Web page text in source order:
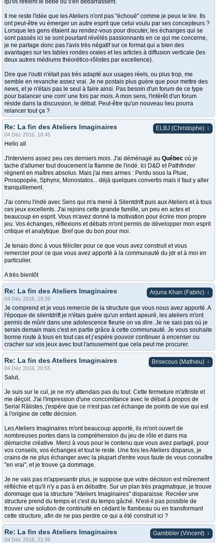
qu'ils refilent le bébé ou s'en débarrassent.
Il me reste l'idée que les Ateliers n'ont pas "échoué" comme je peux le lire. Ils
ont peut-être vu émerger un autre esprit que celui voulu par ses concepteurs ?
Lorsque les gens étaient au rendez-vous pour discuter, les échanges qui se
sont passés ici se sont pourtant révélés passionnants en ce qui me concerne,
je ne partage donc pas l'avis très négatif sur ce format qui a bien des
avantages sur les tables rondes orales et les articles à diffusion verticale (les
deux autres médiums théorético-rôlistes par excellence).
Dire que l'outil n'était pas très adapté aux usages réels, ou plus trop, me
semble en revanche assez vrai. Je ne postais plus guère que pour mettre des
news, et je n'étais pas le seul à faire ainsi. Pas besoin d'un forum de ce type
pour balancer une com' une fois par mois. A mon sens, l'intérêt d'un forum
réside dans la discussion, le débat. Peut-être qu'un nouveau lieu pourra
relancer tout ça ?
ELBJ (Christophe) ↓
Re: La fin des Ateliers Imaginaires
04 Déc 2016, 18:45
Hello all
J'interviens assez peu ces derniers mois. J'ai déménagé au Québec où je
tache d'allumer tout doucement la flamme de l'indé. Ici D&D et Pathfinder
règnent en maîtres absolus. Mais j'ai mes armes : Perdu sous la Pluie,
Prosopopée, Sphynx, Monostatos... déjà quelques convertis mais il faut y aller
tranquillement.
J'ai connu l'indé avec Sens qui m'a mené à Silentdrift puis aux Ateliers et à tous
ces jeux excellents. J'ai rejoins cette grande famille, un peu en actes et
beaucoup en esprit. Vous m'avez donné la motivation pour écrire mon propre
jeu. Vos échanges, réflexions et débats m'ont permis de développer mon esprit
critique et analytique. Bref que du bon pour moi.
Je tenais donc à vous féliciter pour ce que vous avez construit et vous
remercier pour ce que vous avez apporté à la communauté du jdr et à moi en
particulier.
A très bientôt
Arjuna Khan (Fabric) ↓
Re: La fin des Ateliers Imaginaires
04 Déc 2016, 19:39
Je comprend et je vous remercie de la structure que vous nous avez apporté. A
l'époque de silentdrift je n'étais guére qu'un enfant apeuré, les ateliers m'ont
permis de mûrir dans une adolescence fleurie on va dire. Je ne sais pas où je
serais demain mais c'est en partie grâce à cette communauté. Je vous souhaite
bonne route à tous en tout cas et j’espère pouvoir continuer à encenser ou
cracher sur vos jeux avec tout l'amusement que cela peut me procurer.
Brisecous (Mathieu) ↓
Re: La fin des Ateliers Imaginaires
04 Déc 2016, 20:55
Salut,
Je suis sur le cul, je ne m'y attendais pas du tout. Cette fermeture m'attriste et
me déçoit. J'ai l'impression d'une concomitance avec le débat à propos de
Serial Râlistes, j'espère que ce n'est pas cet échange de points de vue qui est
à l'origine de cette décision.
Les Ateliers Imaginaires m'ont beaucoup apporté, ils m'ont ouvert de
nombreuses portes dans la compréhension du jeu de rôle et dans ma
démarche créative. Merci à vous pour le contenu que vous avez partagé, pour
vos conseils, vos échanges et tout le reste. Une fois les Ateliers disparus, je
crains de ne plus échanger avec la plupart d'entre vous faute de vous connaître
"en vrai", et je trouve ça dommage.
Je ne vais pas m'appesantir plus, je suppose que votre décision est mûrement
réfléchie et qu'il n'y a pas à en débattre. Sur un plan très pragmatique, je trouve
dommage que la structure "Ateliers Imaginaires" disparaisse. Recréer une
structure prend du temps et c'est du temps gâché. N'est-il pas possible de
trouver une solution de continuité en cédant le flambeau ou en transformant
cette structure, afin de ne pas perdre ce qui a été construit ici ?
Gambbler (Vincent) ↓
Re: La fin des Ateliers Imaginaires
04 Déc 2016, 21:36